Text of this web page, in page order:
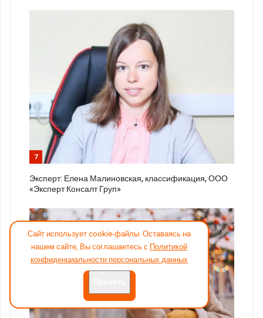
7
Эксперт: Елена Малиновская, классификация, ООО
«Эксперт Консалт Груп»
Сайт использует cookie-файлы. Оставаясь на
нашем сайте, Вы соглашаетесь с Политикой
конфиденциальности персональных данных